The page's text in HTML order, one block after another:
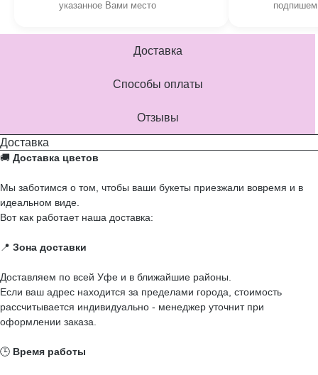
указанное Вами место
Доставка
Способы оплаты
Отзывы
Доставка
🚚 Доставка цветов
Мы заботимся о том, чтобы ваши букеты приезжали вовремя и в
идеальном виде.
Вот как работает наша доставка:
📍 Зона доставки
Доставляем по всей Уфе и в ближайшие районы.
Если ваш адрес находится за пределами города, стоимость
рассчитывается индивидуально - менеджер уточнит при
оформлении заказа.
🕒 Время работы